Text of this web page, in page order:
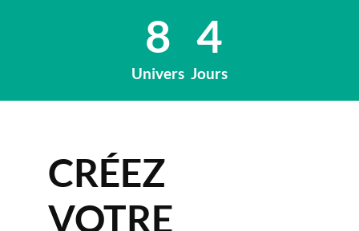
8
Univers
4
Jours
CRÉEZ
VOTRE